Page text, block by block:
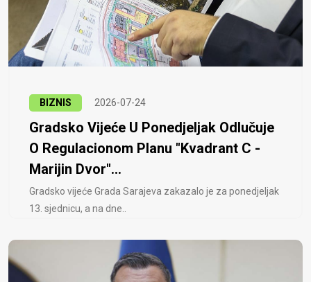
BIZNIS 2026-07-24
Gradsko Vijeće U Ponedjeljak Odlučuje
O Regulacionom Planu "Kvadrant C -
Marijin Dvor"...
Gradsko vijeće Grada Sarajeva zakazalo je za ponedjeljak
13. sjednicu, a na dne..